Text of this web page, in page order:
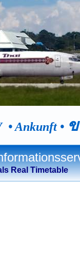
Ankunft •
KBV